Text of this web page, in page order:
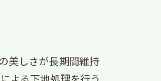
美しさが長期間維持